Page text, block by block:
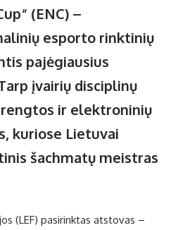
(ENC) –
esporto rinktinių
pajėgiausius
įvairių disciplinų
ir elektroninių
kuriose Lietuvai
šachmatų meistras
(LEF) pasirinktas atstovas –